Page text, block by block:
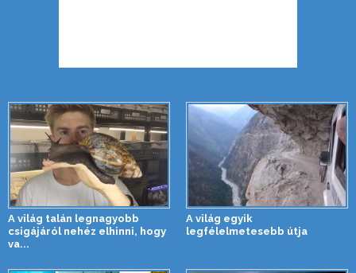
A világ talán legnagyobb
csigájáról nehéz elhinni, hogy
va...
A világ egyik
legfélelmetesebb útja